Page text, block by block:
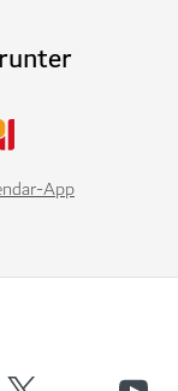
App